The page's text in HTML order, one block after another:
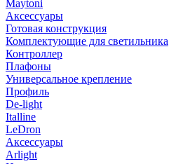
Maytoni
Аксессуары
Готовая конструкция
Комплектующие для светильника
Контроллер
Плафоны
Универсальное крепление
Профиль
De-light
Italline
LeDron
Аксессуары
Arlight